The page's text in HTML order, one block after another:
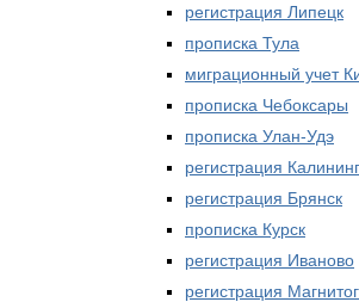
регистрация Липецк
прописка Тула
миграционный учет
прописка Чебоксары
прописка Улан-Удэ
регистрация
регистрация Брянск
прописка Курск
регистрация Иваново
регистрация